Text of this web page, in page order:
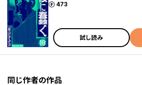
473
ポイント
試し読み
同じ作者の作品